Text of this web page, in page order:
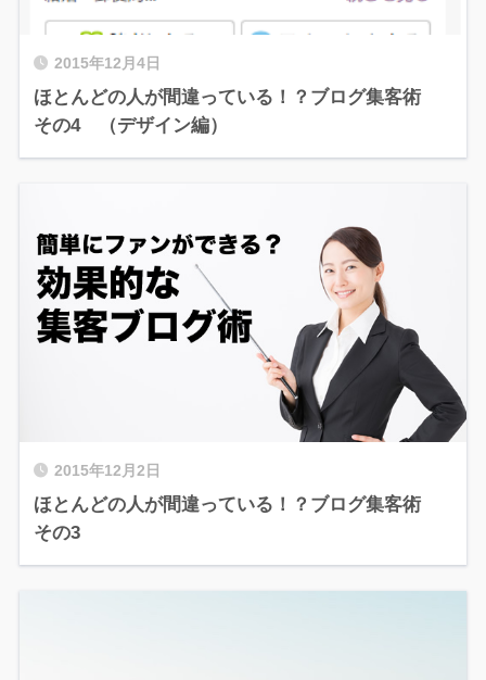
2015年12月4日
ほとんどの人が間違っている！？ブログ集客術
その4 （デザイン編）
2015年12月2日
ほとんどの人が間違っている！？ブログ集客術
その3